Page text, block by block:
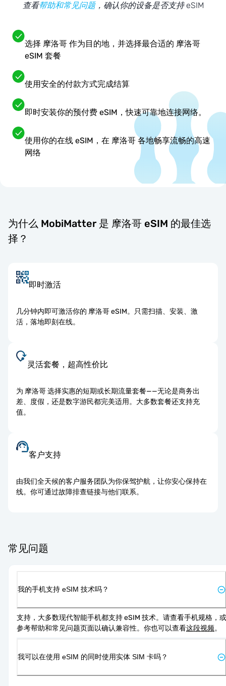
查看帮助和常见问题，确认你的设备是否支持 eSIM
选择 摩洛哥 作为目的地，并选择最合适的 摩洛哥
eSIM 套餐
使用安全的付款方式完成结算
即时安装你的预付费 eSIM，快速可靠地连接网络。
使用你的在线 eSIM，在 摩洛哥 各地畅享流畅的高速
网络
为什么 MobiMatter 是 摩洛哥 eSIM 的最佳选
择？
即时激活
几分钟内即可激活你的 摩洛哥 eSIM。只需扫描、安装、激
活，落地即刻在线。
灵活套餐，超高性价比
为 摩洛哥 选择实惠的短期或长期流量套餐——无论是商务出
差、度假，还是数字游民都完美适用。大多数套餐还支持充
值。
客户支持
由我们全天候的客户服务团队为你保驾护航，让你安心保持在
线。你可通过故障排查链接与他们联系。
常见问题
我的手机支持 eSIM 技术吗？
支持，大多数现代智能手机都支持 eSIM 技术。请查看手机规格，或
参考帮助和常见问题页面以确认兼容性。你也可以查看这段视频。
我可以在使用 eSIM 的同时使用实体 SIM 卡吗？